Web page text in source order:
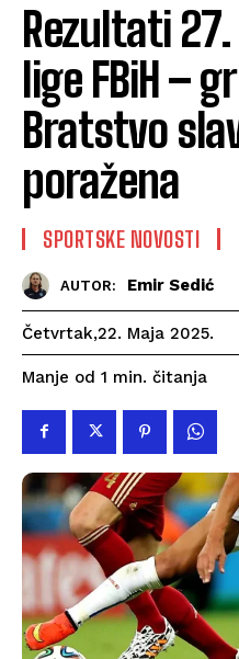
Rezultati
lige FBiH –
Bratstvo
poražena
SPORTSKE NOVOSTI
AUTOR: Emir Sedić
Četvrtak,22. Maja 2025.
Manje od 1 min. čitanja